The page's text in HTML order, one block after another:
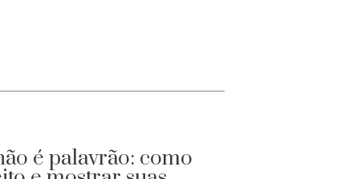
é palavrão: como